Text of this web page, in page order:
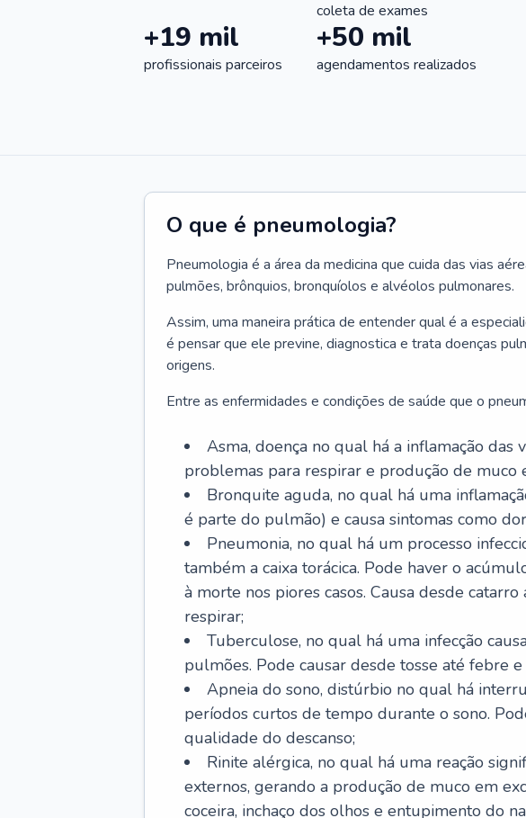
coleta de exames
+19 mil
profissionais parceiros
+50 mil
agendamentos realizados
O que é pneumologia?
Pneumologia é a área da medicina que cuida das vias
pulmões, brônquios, bronquíolos e alvéolos pulmonares.
Assim, uma maneira prática de entender qual é a
é pensar que ele previne, diagnostica e trata doenças
origens.
Entre as enfermidades e condições de saúde que o
Asma, doença no qual há a inflamação das
problemas para respirar e produção de muco
Bronquite aguda, no qual há uma
é parte do pulmão) e causa sintomas como
Pneumonia, no qual há um processo
também a caixa torácica. Pode haver o
à morte nos piores casos. Causa desde
respirar;
Tuberculose, no qual há uma infecção
pulmões. Pode causar desde tosse até febre
Apneia do sono, distúrbio no qual há
períodos curtos de tempo durante o sono.
qualidade do descanso;
Rinite alérgica, no qual há uma reação
externos, gerando a produção de muco em
coceira, inchaço dos olhos e entupimento do